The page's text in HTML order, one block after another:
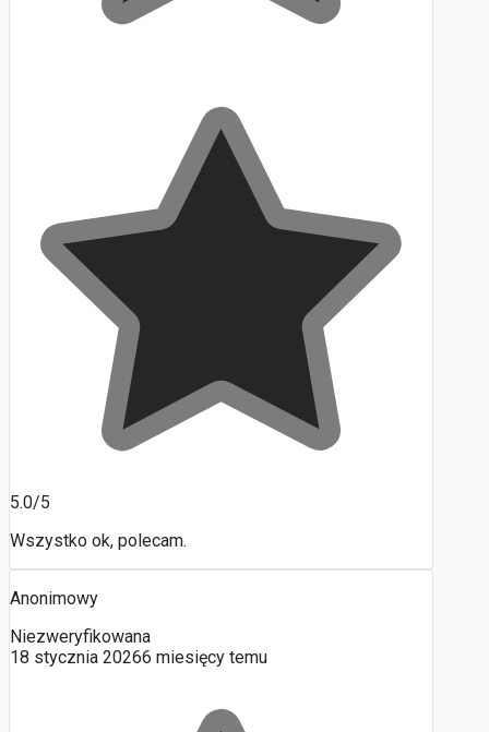
5.0/5
Wszystko ok, polecam.
Anonimowy
Niezweryfikowana
18 stycznia 20266 miesięcy temu